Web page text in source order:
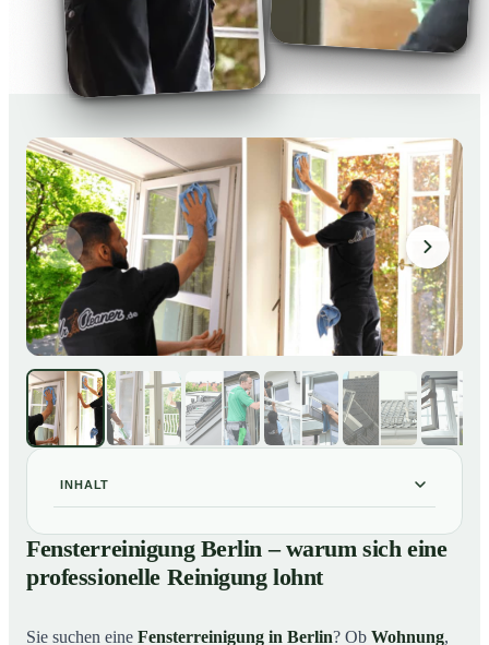
INHALT
Fensterreinigung Berlin – warum sich eine
professionelle Reinigung lohnt
Unsere Leistungen im Überblick
03Warum Mr. Cleaner in Berlin?
Fensterreinigung Berlin – warum sich eine
professionelle Reinigung lohnt
Sie suchen eine Fensterreinigung in Berlin? Ob Wohnung,